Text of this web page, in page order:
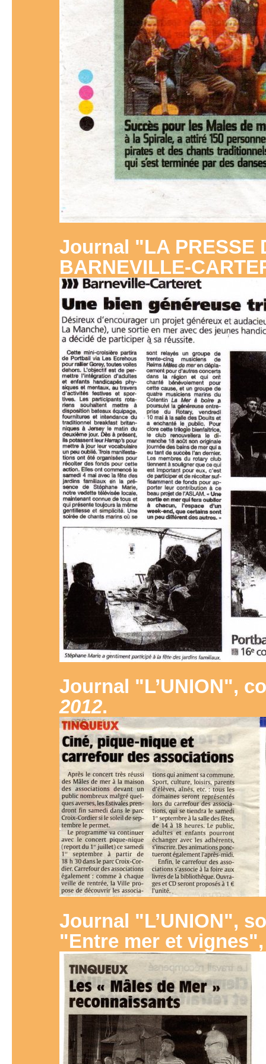
Journal "LA PRESSE
BARNEVILLE-
Journal "L’UNION",
2012.
Journal "L’UNION",
"Entre mer et